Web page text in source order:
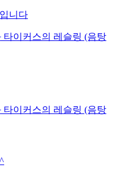
니다
타이커스의 레슬링 (음탕
타이커스의 레슬링 (음탕